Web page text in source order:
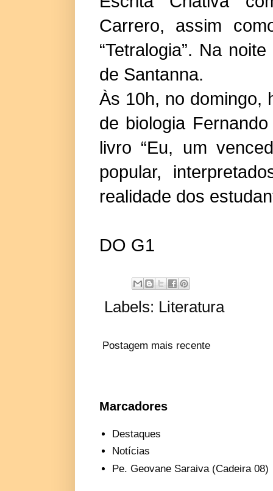
Carrero, assim
“Tetralogia”. Na
de Santanna.
Às 10h, no domingo,
de biologia
livro “Eu, um
popular,
realidade dos
DO G1
Labels: Literatura
Postagem mais recente
Marcadores
Destaques
Notícias
Pe. Geovane Saraiva (Cadeira 08)